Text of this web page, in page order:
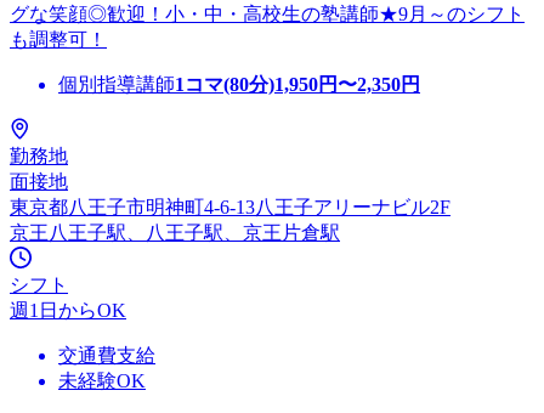
グな笑顔◎歓迎！小・中・高校生の塾講師★9月～のシフト
も調整可！
個別指導講師1コマ(80分)1,950円〜2,350円
勤務地
面接地
東京都八王子市明神町4-6-13八王子アリーナビル2F
京王八王子駅、八王子駅、京王片倉駅
シフト
週1日からOK
交通費支給
未経験OK